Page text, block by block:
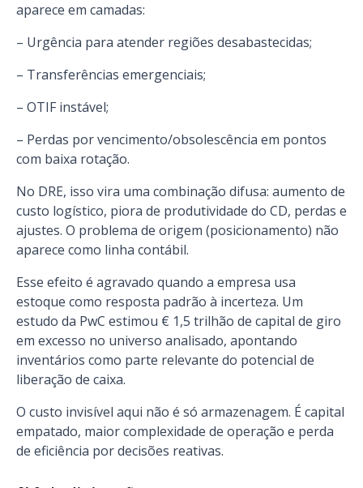
aparece em camadas:
– Urgência para atender regiões desabastecidas;
– Transferências emergenciais;
– OTIF instável;
– Perdas por vencimento/obsolescência em pontos
com baixa rotação.
No DRE, isso vira uma combinação difusa: aumento de
custo logístico, piora de produtividade do CD, perdas e
ajustes. O problema de origem (posicionamento) não
aparece como linha contábil.
Esse efeito é agravado quando a empresa usa
estoque como resposta padrão à incerteza. Um
estudo da PwC estimou € 1,5 trilhão de capital de giro
em excesso no universo analisado, apontando
inventários como parte relevante do potencial de
liberação de caixa.
O custo invisível aqui não é só armazenagem. É capital
empatado, maior complexidade de operação e perda
de eficiência por decisões reativas.